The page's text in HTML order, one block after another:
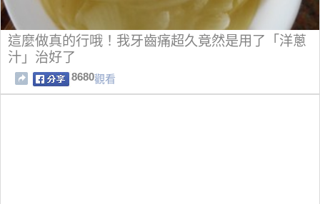
這麼做真的行哦！我牙齒痛超久竟然是用了「洋蔥
汁」治好了
8680觀看